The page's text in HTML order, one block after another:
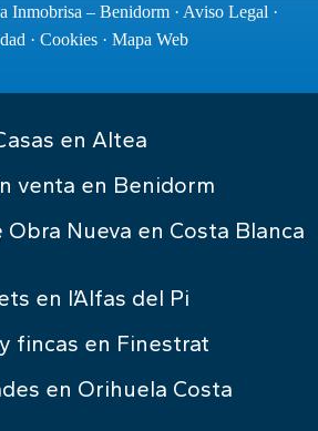
– Benidorm · Aviso Legal ·
· Cookies · Mapa Web
en Altea
venta en Benidorm
Obra Nueva en Costa Blanca
en l’Alfas del Pi
fincas en Finestrat
en Orihuela Costa